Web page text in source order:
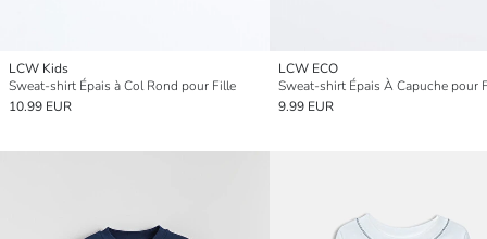
LCW Kids
Sweat-shirt Épais à Col Rond pour Fille
10.99 EUR
LCW ECO
Sweat-shirt Épais À Capuche pour
9.99 EUR